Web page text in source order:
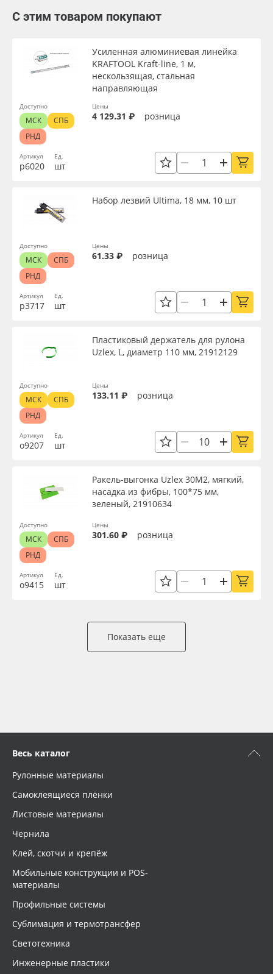
С этим товаром покупают
Артикул
р6020
Усиленная алюминиевая линейка
KRAFTOOL Kraft-line, 1 м,
нескользящая, стальная
направляющая
Ед.
шт
Цены
4 129.31 ₽ розница
Доступно
МСК
СПБ
РНД
Артикул
р3717
Набор лезвий Ultima, 18 мм, 10 шт
Ед.
шт
Цены
61.33 ₽ розница
Доступно
МСК
СПБ
РНД
Артикул
о9207
Пластиковый держатель для рулона
Uzlex, L, диаметр 110 мм, 21912129
Ед.
шт
Цены
133.11 ₽ розница
Доступно
МСК
СПБ
РНД
Артикул
о9415
Ракель-выгонка Uzlex 30М2, мягкий,
насадка из фибры, 100*75 мм,
зеленый, 21910634
Ед.
шт
Цены
301.60 ₽ розница
Доступно
МСК
СПБ
РНД
Показать еще
Весь каталог
Рулонные материалы
Самоклеящиеся плёнки
Листовые материалы
Чернила
Клей, скотчи и крепёж
Мобильные конструкции и POS-
материалы
Профильные системы
Сублимация и термотрансфер
Светотехника
Инженерные пластики